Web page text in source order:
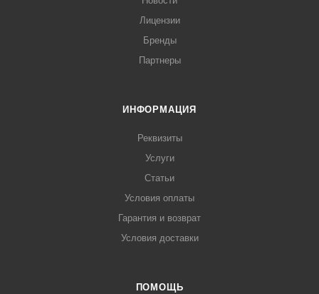
Лицензии
Бренды
Партнеры
ИНФОРМАЦИЯ
Реквизиты
Услуги
Статьи
Условия оплаты
Гарантия и возврат
Условия доставки
ПОМОЩЬ